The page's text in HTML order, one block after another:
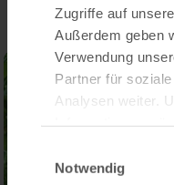
Zugriffe auf
Außerdem geben
Verwendung
Partner für
Analysen weiter.
haben oder die
Notwendig